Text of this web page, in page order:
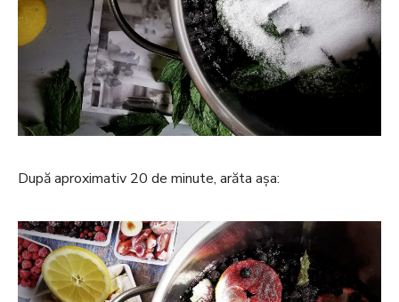
După aproximativ 20 de minute, arăta așa: